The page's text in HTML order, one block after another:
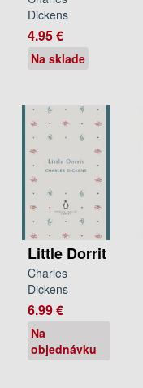
Dickens
4.95 €
Na sklade
Little Dorrit
Charles
Dickens
6.99 €
Na
objednávku